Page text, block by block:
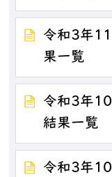
令和3年
果一覧
令和3年
結果一覧
令和3年